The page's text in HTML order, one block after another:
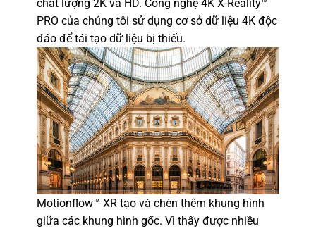
chất lượng 2K và HD. Công nghệ 4K X-Reality™
PRO của chúng tôi sử dụng cơ sở dữ liệu 4K độc
đáo để tái tạo dữ liệu bị thiếu.
Motionflow™ XR tạo và chèn thêm khung hình
giữa các khung hình gốc. Vì thấy được nhiều